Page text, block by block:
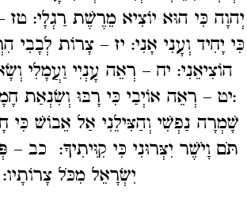
יְהוָה כִּי הוּא יוֹצִיא מֵרֶשֶׁת רַגְלָי: טז
כִּי יָחִיד וְעָנִי אָנִי: יז – צָרוֹת לְבָבִי
הוֹצִיאֵנִי: יח – רְאֵה עָנְיִי וַעֲמָלִי
:יט – רְאֵה אוֹיְבַי כִּי רָבּוּ וְשִׂנְאַת
שָׁמְרָה נַפְשִׁי וְהַצִּילֵנִי אַל אֵבוֹשׁ כִּי
תֹּם וָיֹשֶׁר יִצְּרוּנִי כִּי קִוִּיתִיךָ: כב
יִשְׂרָאֵל מִכֹּל צָרוֹתָיו: